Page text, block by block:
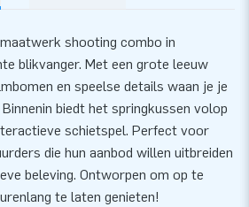
shooting combo in
blikvanger. Met een grote leeuw
en speelse details waan je je
biedt het springkussen volop
schietspel. Perfect voor
die hun aanbod willen uitbreiden
beleving. Ontworpen om op te
te laten genieten!